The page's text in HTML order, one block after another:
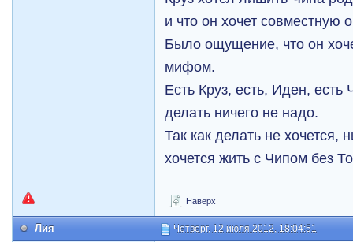
и что он хочет совместную
Было ощущение, что он
мифом.
Есть Круз, есть, Иден, есть
делать ничего не надо.
Так как делать не хочется,
хочется жить с Чипом без
Наверх
Лия Четверг, 12 июля 2012, 18:04:51